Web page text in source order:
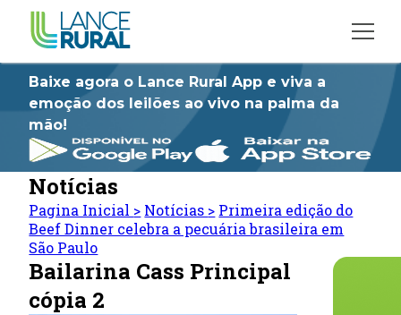
Baixe agora o Lance Rural App e viva a
emoção dos leilões ao vivo na palma da
mão!
Notícias
Pagina Inicial > Notícias > Primeira edição do
Beef Dinner celebra a pecuária brasileira em
São Paulo
Bailarina Cass Principal
cópia 2